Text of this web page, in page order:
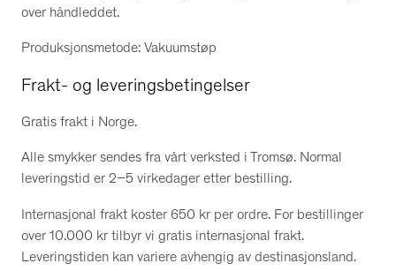
over håndleddet.
Produksjonsmetode: Vakuumstøp
Frakt- og leveringsbetingelser
Gratis frakt i Norge.
Alle smykker sendes fra vårt verksted i Tromsø. Normal
leveringstid er 2–5 virkedager etter bestilling.
Internasjonal frakt koster 650 kr per ordre. For bestillinger
over 10.000 kr tilbyr vi gratis internasjonal frakt.
Leveringstiden kan variere avhengig av destinasjonsland.